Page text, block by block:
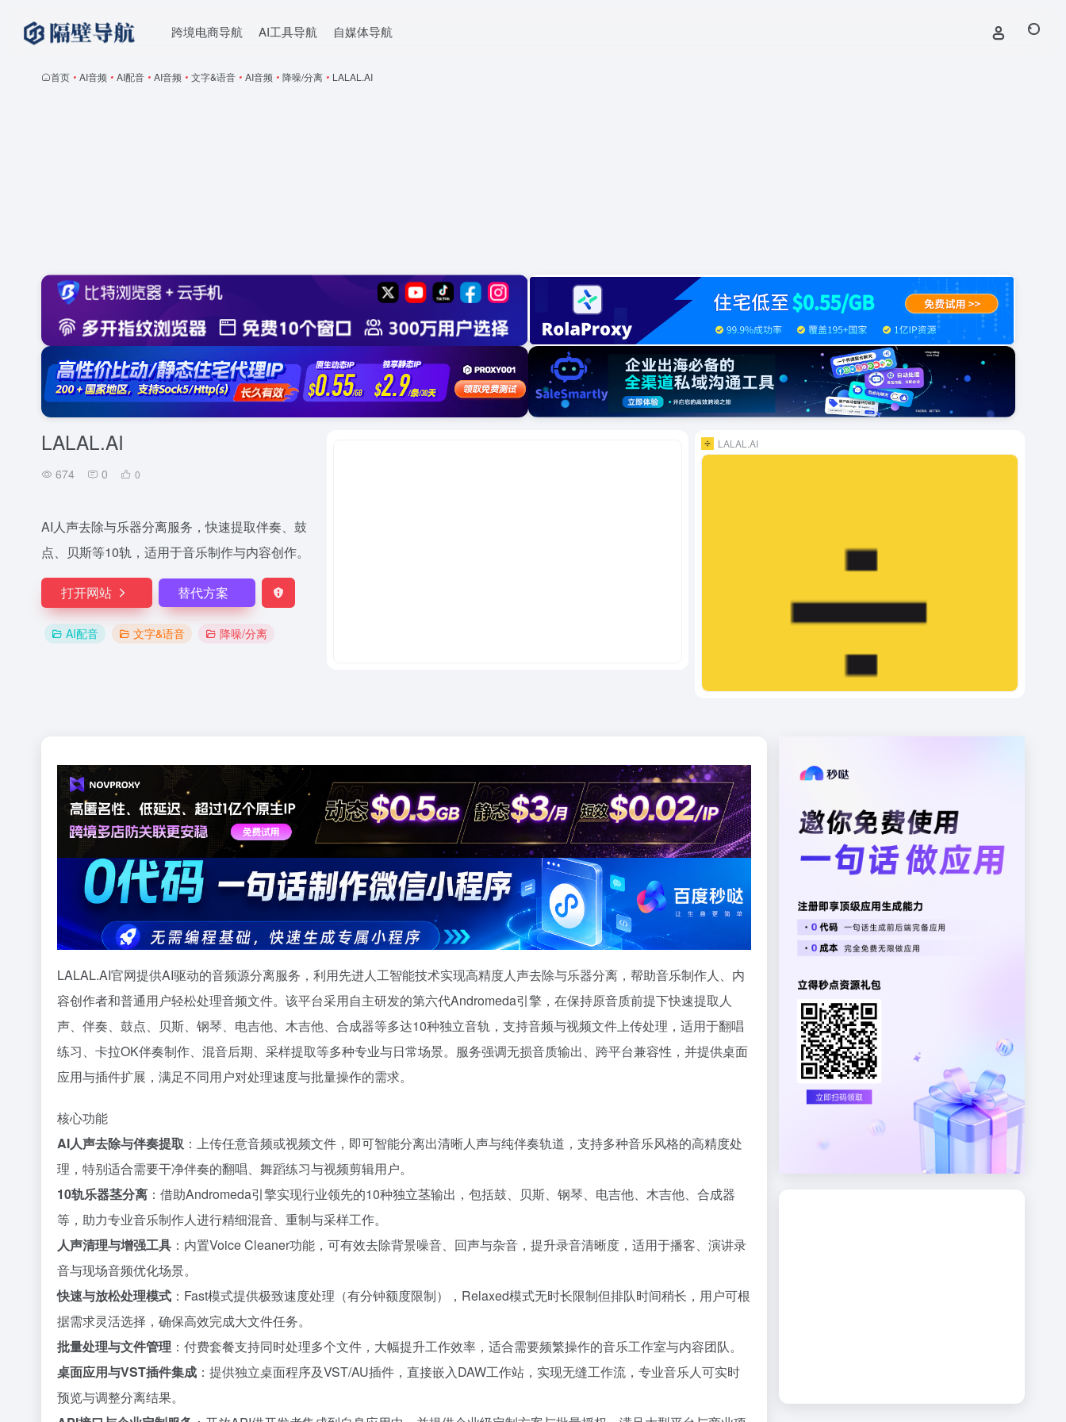
跨境电商导航 AI工具导航 自媒体导航
首页 • AI音频 • AI配音 • AI音频 • 文字&语音 • AI音频 • 降噪/分离 • LALAL.AI
LALAL.AI
674 0 0
AI人声去除与乐器分离服务，快速提取伴奏、鼓
点、贝斯等10轨，适用于音乐制作与内容创作。
打开网站 替代方案
AI配音 文字&语音 降噪/分离
LALAL.AI
LALAL.AI官网提供AI驱动的音频源分离服务，利用先进人工智能技术实现高精度人声去除与乐器分离，帮助音乐制作人、内
容创作者和普通用户轻松处理音频文件。该平台采用自主研发的第六代Andromeda引擎，在保持原音质前提下快速提取人
声、伴奏、鼓点、贝斯、钢琴、电吉他、木吉他、合成器等多达10种独立音轨，支持音频与视频文件上传处理，适用于翻唱
练习、卡拉OK伴奏制作、混音后期、采样提取等多种专业与日常场景。服务强调无损音质输出、跨平台兼容性，并提供桌面
应用与插件扩展，满足不同用户对处理速度与批量操作的需求。
核心功能
AI人声去除与伴奏提取 ：上传任意音频或视频文件，即可智能分离出清晰人声与纯伴奏轨道，支持多种音乐风格的高精度处
理，特别适合需要干净伴奏的翻唱、舞蹈练习与视频剪辑用户。
10轨乐器茎分离 ：借助Andromeda引擎实现行业领先的10种独立茎输出，包括鼓、贝斯、钢琴、电吉他、木吉他、合成器
等，助力专业音乐制作人进行精细混音、重制与采样工作。
人声清理与增强工具 ：内置Voice Cleaner功能，可有效去除背景噪音、回声与杂音，提升录音清晰度，适用于播客、演讲录
音与现场音频优化场景。
快速与放松处理模式 ：Fast模式提供极致速度处理（有分钟额度限制），Relaxed模式无时长限制但排队时间稍长，用户可根
据需求灵活选择，确保高效完成大文件任务。
批量处理与文件管理 ：付费套餐支持同时处理多个文件，大幅提升工作效率，适合需要频繁操作的音乐工作室与内容团队。
桌面应用与VST插件集成 ：提供独立桌面程序及VST/AU插件，直接嵌入DAW工作站，实现无缝工作流，专业音乐人可实时
预览与调整分离结果。